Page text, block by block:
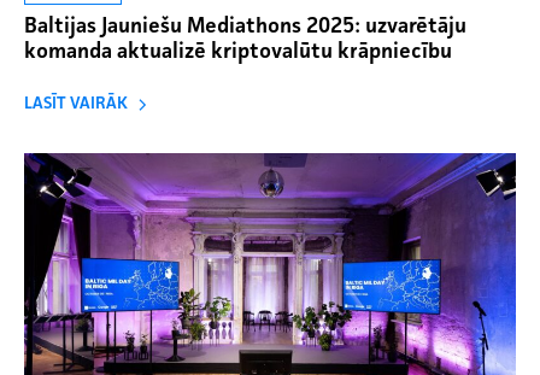
Baltijas Jauniešu Mediathons 2025: uzvarētāju
komanda aktualizē kriptovalūtu krāpniecību
LASĪT VAIRĀK